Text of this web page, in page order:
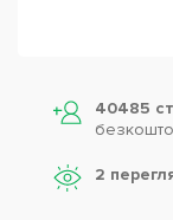
40485
2